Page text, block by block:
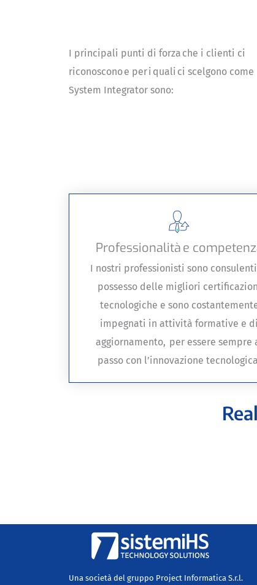
I principali punti di forza che i clienti ci
riconoscono e per i quali ci scelgono come
System Integrator sono:
Professionalità e
I nostri professionisti sono
possesso delle migliori
tecnologiche e sono
impegnati in attività formative e di
aggiornamento, per essere sempre
passo con l’innovazione
Una società del gruppo Project Informatica S.r.l.